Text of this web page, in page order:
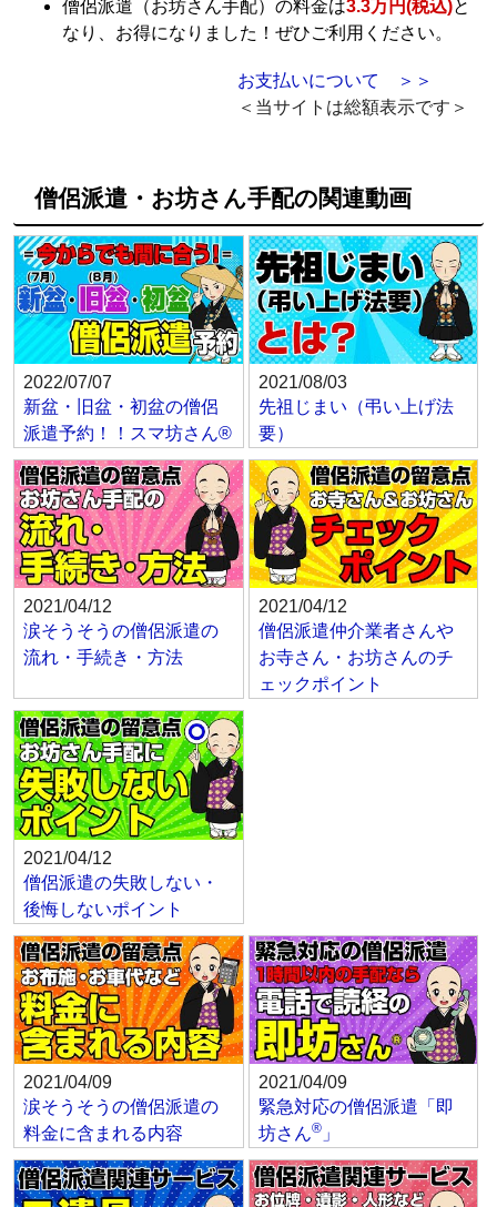
僧侶派遣（お坊さん手配）の料金は3.3万円(税込)と
なり、お得になりました！ぜひご利用ください。
お支払いについて ＞＞
＜当サイトは総額表示です＞
僧侶派遣・お坊さん手配の関連動画
2022/07/07
新盆・旧盆・初盆の僧侶
派遣予約！！スマ坊さん®
2021/08/03
先祖じまい（弔い上げ法
要）
2021/04/12
涙そうそうの僧侶派遣の
流れ・手続き・方法
2021/04/12
僧侶派遣仲介業者さんや
お寺さん・お坊さんのチ
ェックポイント
2021/04/12
僧侶派遣の失敗しない・
後悔しないポイント
2021/04/09
涙そうそうの僧侶派遣の
料金に含まれる内容
2021/04/09
緊急対応の僧侶派遣「即
坊さん®」